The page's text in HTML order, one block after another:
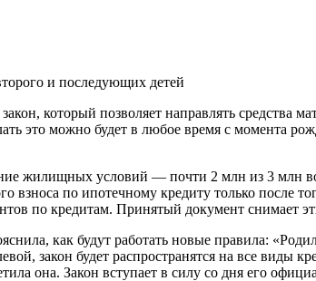
и последующих детей
который позволяет направлять средства
это можно будет в любое время с момента
жилищных условий — почти 2 млн из 3 млн
взноса по ипотечному кредиту только после
по кредитам. Принятый документ снимает
как будут работать новые правила:
закон будет распространятся на все виды
она. Закон вступает в силу со дня его